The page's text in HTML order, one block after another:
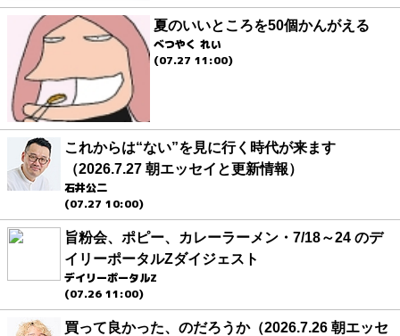
夏のいいところを50個かんがえる
べつやく れい
(07.27 11:00)
これからは“ない”を見に行く時代が来ます
（2026.7.27 朝エッセイと更新情報）
石井公二
(07.27 10:00)
旨粉会、ポピー、カレーラーメン・7/18～24 のデ
イリーポータルZダイジェスト
デイリーポータルZ
(07.26 11:00)
買って良かった、のだろうか（2026.7.26 朝エッセ